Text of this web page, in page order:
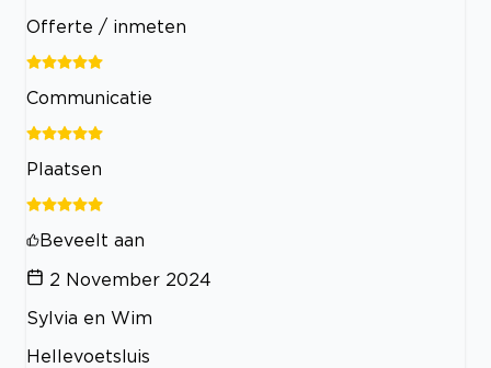
Offerte / inmeten
Communicatie
Plaatsen
Beveelt aan
2 November 2024
Sylvia en Wim
Hellevoetsluis